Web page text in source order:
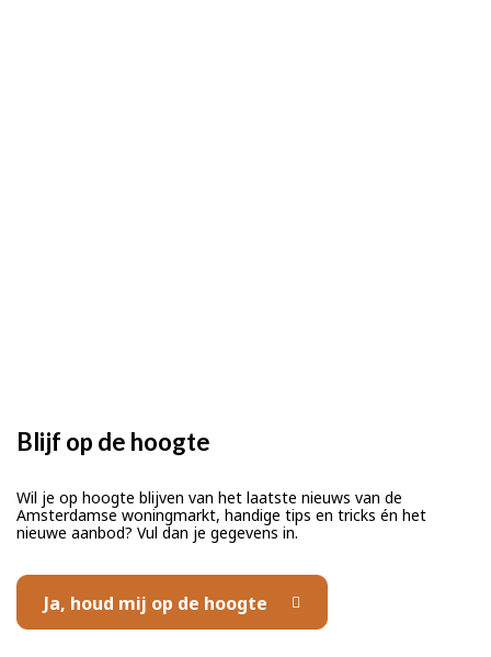
Blijf op de hoogte
Wil je op hoogte blijven van het laatste nieuws van de
Amsterdamse woningmarkt, handige tips en tricks én het
nieuwe aanbod? Vul dan je gegevens in.
Ja, houd mij op de hoogte